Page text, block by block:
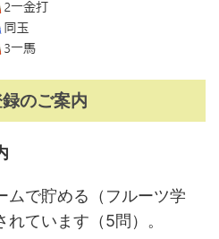
のご案内
ムで貯める（フルーツ学
ています（5問）。